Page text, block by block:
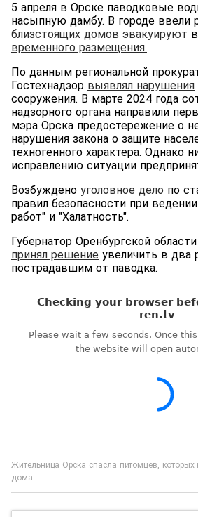
5 апреля в Орске паводковые
насыпную дамбу. В городе ввели
близстоящих домов эвакуируют
временного размещения.
По данным региональной
Гостехнадзор выявлял нарушения
сооружения. В марте 2024 года
надзорного органа направили
мэра Орска предостережение о
нарушения закона о защите
техногенного характера. Однако
исправлению ситуации
Возбуждено уголовное дело по
правил безопасности при
работ" и "Халатность".
Губернатор Оренбургской
принял решение увеличить в два
пострадавшим от паводка.
Жительница Орска спасла питомцев, которых
дома